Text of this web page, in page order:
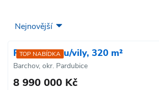
TOP NABÍDKA
Prodej domu/vily, 320 m²
Barchov, okr. Pardubice
8 990 000 Kč